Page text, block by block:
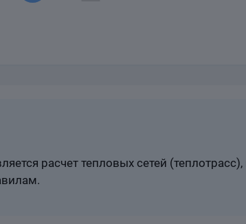
расчет тепловых сетей